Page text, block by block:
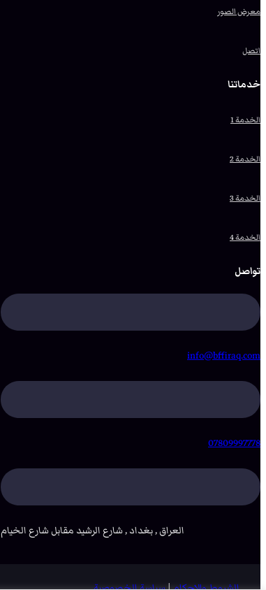
معرض الصور
اتصل
خدماتنا
الخدمة 1
الخدمة 2
الخدمة 3
الخدمة 4
تواصل
info@bffiraq.com
07809997778
العراق , بغداد , شارع الرشيد مقابل شارع الخيام